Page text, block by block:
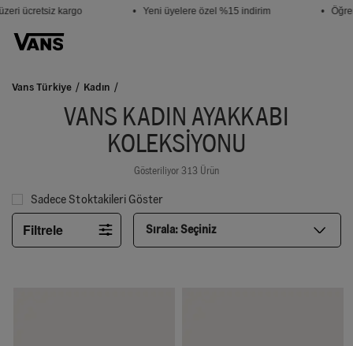
ücretsiz kargo • Yeni üyelere özel %15 indirim •
Vans Türkiye Kadın
VANS KADIN AYAKKABI
KOLEKSIYONU
Gösteriliyor 313 Ürün
Sadece Stoktakileri Göster
Filtrele Sırala:Seçiniz